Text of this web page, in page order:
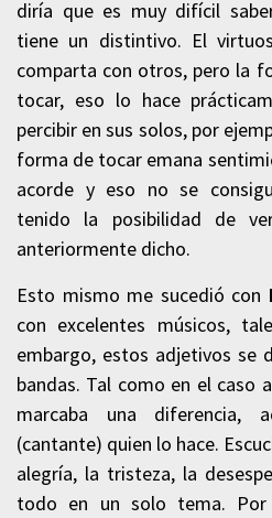
diría que es muy difícil
tiene un distintivo. El
comparta con otros, pero la
tocar, eso lo hace
percibir en sus solos, por
forma de tocar emana
acorde y eso no se
tenido la posibilidad de
anteriormente dicho.
Esto mismo me sucedió con
con excelentes músicos,
embargo, estos adjetivos se
bandas. Tal como en el caso
marcaba una diferencia,
(cantante) quien lo hace.
alegría, la tristeza, la
todo en un solo tema. Por